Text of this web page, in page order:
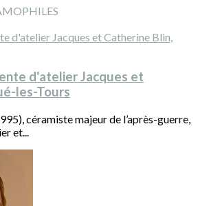
d'atelier Jacques et
les-Tours
céramiste majeur de l’après-guerre,
et...